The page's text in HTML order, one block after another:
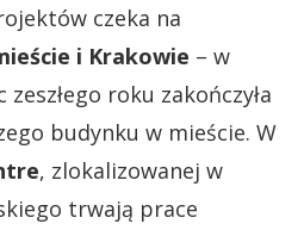
czeka na
i Krakowie – w
roku zakończyła
budynku w mieście. W
, zlokalizowanej w
trwają prace